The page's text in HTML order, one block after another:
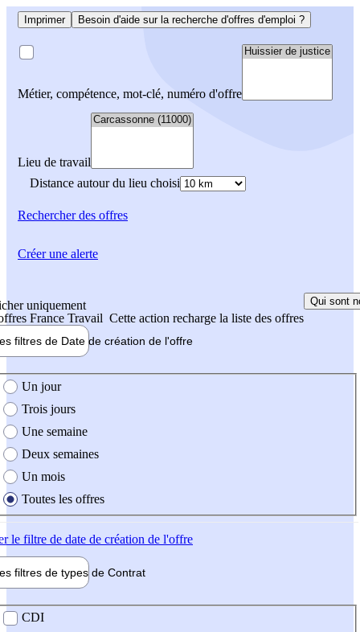
Imprimer Besoin d'aide sur la recherche d'offres d'emploi ?
Métier, compétence, mot-clé, numéro d'offre
Lieu de travail
Distance autour du lieu choisi
Rechercherdes offres
uniquement
France Travail Cette action recharge la liste des offres
Qui sont
filtres de Date de création de l'offre
création de l'offre
Un jour
Trois jours
Une semaine
Deux semaines
Un mois
Toutes les offres
le filtre de date de création de l'offre
filtres de types de Contrat
contrat
CDI
Créer une alerte